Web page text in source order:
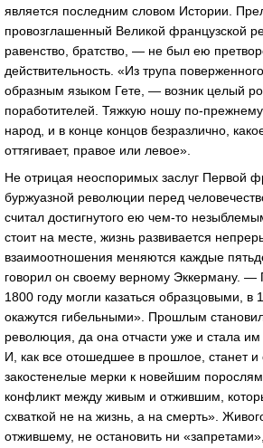
является последним словом Истории.
провозглашенный Великой французской
равенство, братство, — не был ею
действительность. «Из трупа
образным языком Гете, — возник целый
поработителей. Тяжкую ношу по-
народ, и в конце концов безразлично,
оттягивает, правое или левое».
Не отрицая неоспоримых заслуг Первой
буржуазной революции перед
считал достигнутого ею чем-то
стоит на месте, жизнь развивается
взаимоотношения меняются каждые
говорил он своему верному Эккерману. —
1800 году могли казаться образцовыми, в
окажутся гибельными». Прошлым
революция, да она отчасти уже и стала
И, как все отошедшее в прошлое, станет и
закостенелые мерки к новейшим
конфликт между живым и отжившим,
схваткой не на жизнь, а на смерть».
отжившему, не остановить ни